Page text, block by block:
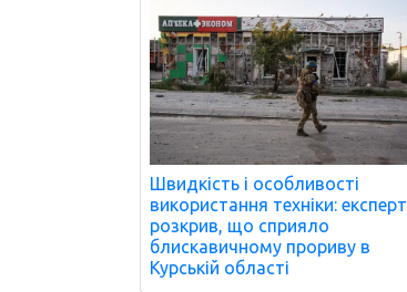
Швидкість і особливості
використання техніки: експерт
розкрив, що сприяло
блискавичному прориву в
Курській області